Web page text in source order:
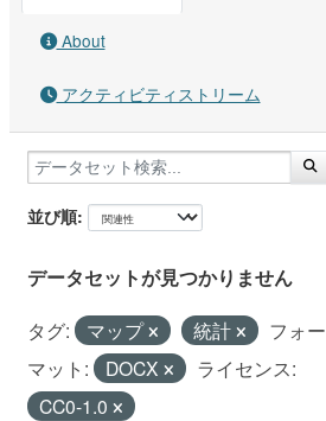
About
アクティビティストリーム
並び順
データセットが見つかりません
タグ: マップ 統計
フォー
マット:
DOCX
ライセンス:
CC0-1.0